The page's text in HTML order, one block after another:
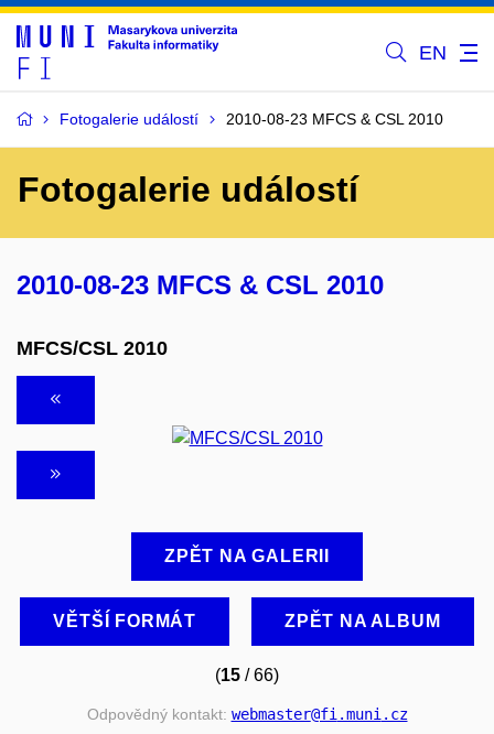
EN
Fotogalerie událostí 2010-08-23 MFCS & CSL 2010
Fotogalerie událostí
2010-08-23 MFCS & CSL 2010
MFCS/CSL 2010
ZPĚT NA GALERII
VĚTŠÍ FORMÁT ZPĚT NA ALBUM
(15 / 66)
Odpovědný kontakt: webmaster@fi.muni.cz